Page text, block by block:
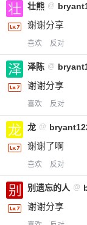
壮熊 @
谢谢分享
喜欢 反对
泽陈 @
谢谢分享
喜欢 反对
龙 @
谢谢了啊
喜欢 反对
别遗忘的人 @
谢谢分享